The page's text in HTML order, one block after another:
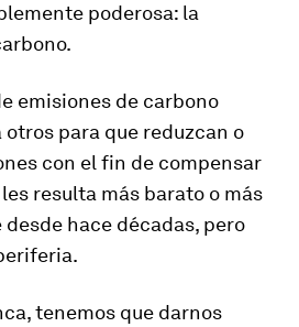
poderosa: la
emisiones de carbono
para que reduzcan o
con el fin de compensar
resulta más barato o más
hace décadas, pero
tenemos que darnos